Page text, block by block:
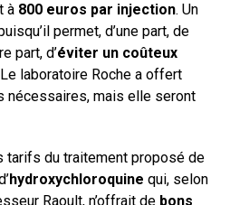
à 800 euros par injection. Un
permet, d’une part, de
part, d’éviter un coûteux
laboratoire Roche a offert
nécessaires, mais elle seront
tarifs du traitement proposé de
hydroxychloroquine qui, selon
Raoult, n’offrait de bons